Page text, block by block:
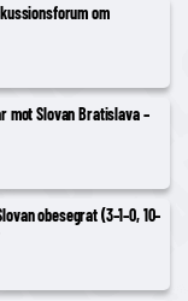
om
mot Slovan Bratislava –
obesegrat (3–1–0, 10–